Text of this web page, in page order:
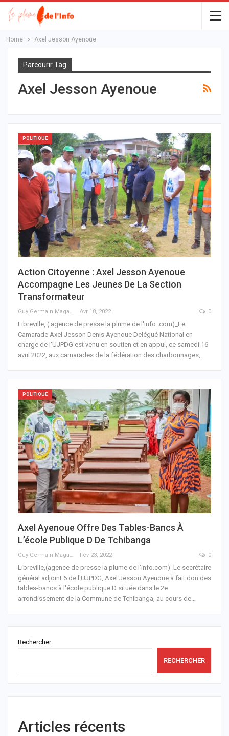
Home Axel Jesson Ayenoue
Parcourir Tag
Axel Jesson Ayenoue
POLITIQUE
Action Citoyenne : Axel Jesson Ayenoue
Accompagne Les Jeunes De La Section
Transformateur
Guy Germain Maganga Nziengui Avr 18, 2022 0
Libreville, ( agence de presse la plume de l'info. com)_Le
Camarade Axel Jesson Denis Ayenoue Delégué National en
charge de l'UJPDG est venu en soutien et en appui, ce samedi 16
avril 2022, aux camarades de la fédération des charbonnages,
POLITIQUE
Axel Ayenoue Offre Des Tables-Bancs À
L’école Publique D De Tchibanga
Guy Germain Maganga Nziengui Fév 23, 2022 0
Libreville,(agence de presse la plume de l'info.com)_Le secrétaire
général adjoint 6 de l'UJPDG, Axel Jesson Ayenoue a fait don des
tables-bancs à l'école publique D située dans le 2e
arrondissement de la Commune de Tchibanga, au cours de
Rechercher
RECHERCHER
Articles récents